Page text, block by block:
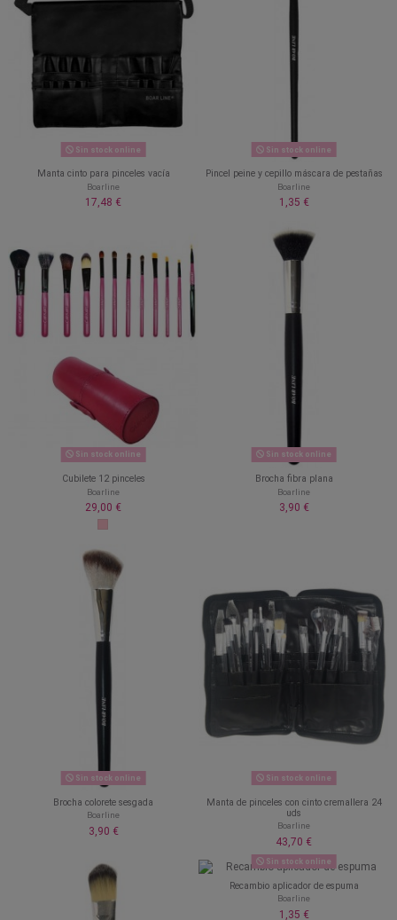
Sin stock online
Manta cinto para pinceles vacía
Boarline
17,48 €
Sin stock online
Pincel peine y cepillo máscara de pestañas
Boarline
1,35 €
Sin stock online
Cubilete 12 pinceles
Boarline
29,00 €
Sin stock online
Brocha fibra plana
Boarline
3,90 €
Sin stock online
Brocha colorete sesgada
Boarline
3,90 €
Sin stock online
Manta de pinceles con cinto cremallera 24
uds
Boarline
43,70 €
Sin stock online
Recambio aplicador de espuma
Boarline
1,35 €